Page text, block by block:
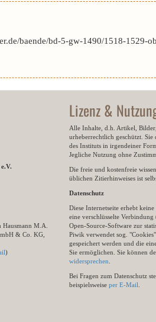
baende/bd-5-gw-1490/1518-1529-
M.A.
& Co. KG,
)
Lizenz &
Alle Inhalte, d.h. Artikel,
urheberrechtlich geschützt.
des Instituts in irgendeiner
Jegliche Nutzung ohne
Die freie und kostenfreie
üblichen Zitierhinweises ist
Datenschutz
Diese Internetseite erhebt
eine verschlüsselte
Open-Source-Software zur
Piwik verwendet sog.
gespeichert werden und die
Sie ermöglichen. Sie können
widersprechen
Bei Fragen zum Datenschutz
beispielsweise per E-Mail